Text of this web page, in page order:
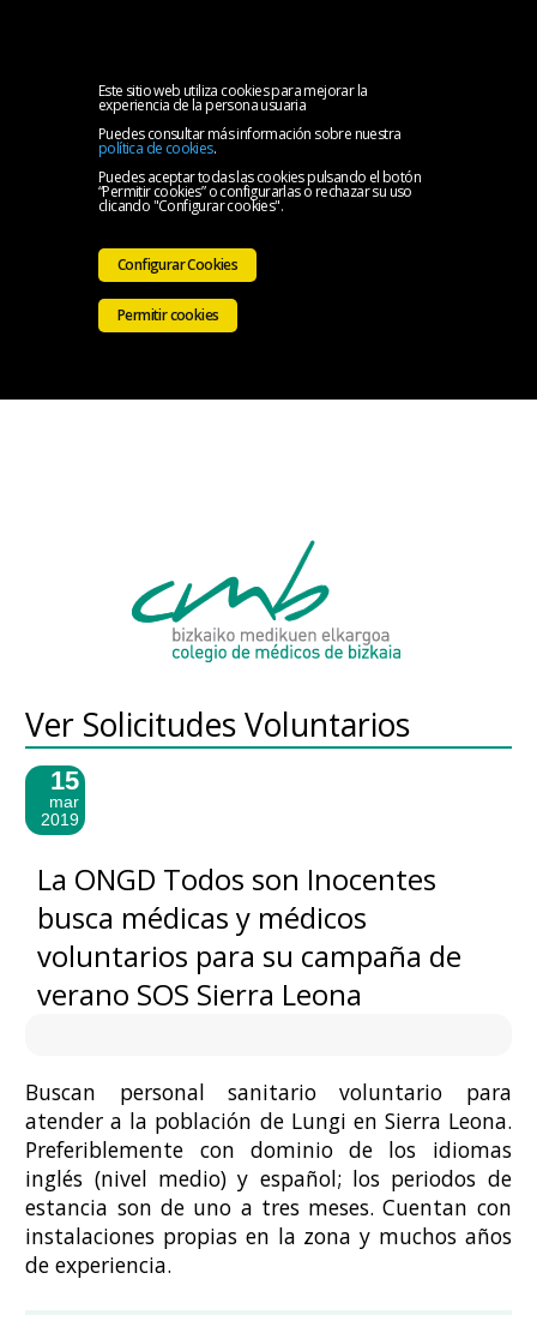
Este sitio web utiliza cookies para mejorar la
experiencia de la persona usuaria
Puedes consultar más información sobre nuestra
política de cookies.
Puedes aceptar todas las cookies pulsando el botón
“Permitir cookies” o configurarlas o rechazar su uso
clicando "Configurar cookies".
Configurar Cookies
Permitir cookies
Ver Solicitudes Voluntarios
15
mar
2019
La ONGD Todos son Inocentes
busca médicas y médicos
voluntarios para su campaña de
verano SOS Sierra Leona
Buscan personal sanitario voluntario para
atender a la población de Lungi en Sierra Leona.
Preferiblemente con dominio de los idiomas
inglés (nivel medio) y español; los periodos de
estancia son de uno a tres meses. Cuentan con
instalaciones propias en la zona y muchos años
de experiencia.